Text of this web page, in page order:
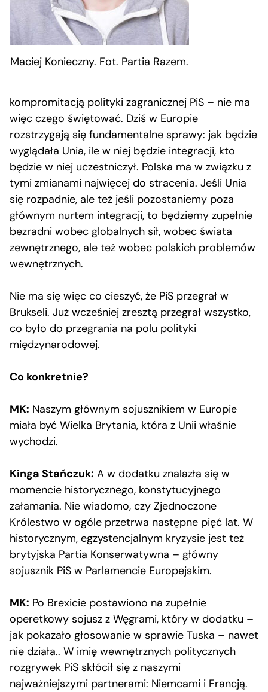
Maciej Konieczny. Fot. Partia Razem.
kompromitacją polityki zagranicznej PiS – nie ma
więc czego świętować. Dziś w Europie
rozstrzygają się fundamentalne sprawy: jak będzie
wyglądała Unia, ile w niej będzie integracji, kto
będzie w niej uczestniczył. Polska ma w związku z
tymi zmianami najwięcej do stracenia. Jeśli Unia
się rozpadnie, ale też jeśli pozostaniemy poza
głównym nurtem integracji, to będziemy zupełnie
bezradni wobec globalnych sił, wobec świata
zewnętrznego, ale też wobec polskich problemów
wewnętrznych.
Nie ma się więc co cieszyć, że PiS przegrał w
Brukseli. Już wcześniej zresztą przegrał wszystko,
co było do przegrania na polu polityki
międzynarodowej.
Co konkretnie?
MK: Naszym głównym sojusznikiem w Europie
miała być Wielka Brytania, która z Unii właśnie
wychodzi.
Kinga Stańczuk: A w dodatku znalazła się w
momencie historycznego, konstytucyjnego
załamania. Nie wiadomo, czy Zjednoczone
Królestwo w ogóle przetrwa następne pięć lat. W
historycznym, egzystencjalnym kryzysie jest też
brytyjska Partia Konserwatywna – główny
sojusznik PiS w Parlamencie Europejskim.
MK: Po Brexicie postawiono na zupełnie
operetkowy sojusz z Węgrami, który w dodatku –
jak pokazało głosowanie w sprawie Tuska – nawet
nie działa.. W imię wewnętrznych politycznych
rozgrywek PiS skłócił się z naszymi
najważniejszymi partnerami: Niemcami i Francją.